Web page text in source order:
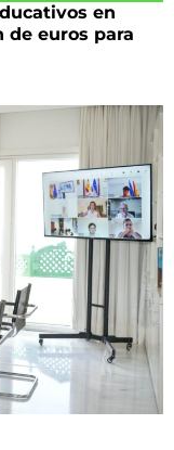
en
de euros para